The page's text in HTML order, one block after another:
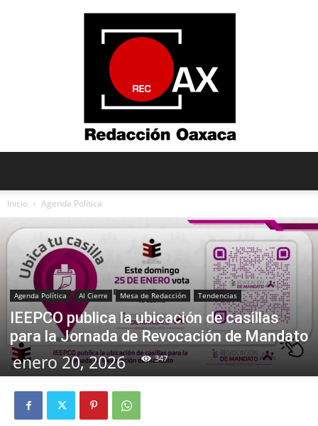
Oaxaca
Inicio Agenda Política
Agenda Política Al Cierre Mesa de Redacción Tendencias
IEEPCO publica la ubicación de casillas
para la Jornada de Revocación de Mandato
enero 20, 2026 347